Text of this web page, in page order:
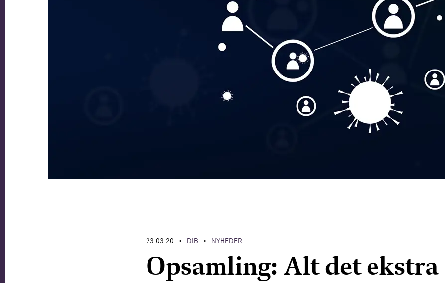
23.03.20 • DIB • NYHEDER
Opsamling: Alt det ekstra